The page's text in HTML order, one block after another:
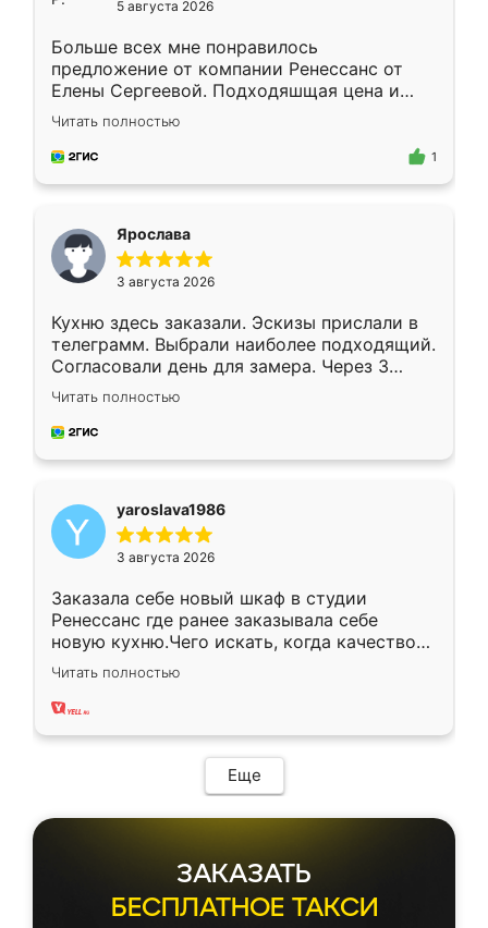
5 августа 2026
Больше всех мне понравилось
предложение от компании Ренессанс от
Елены Сергеевой. Подходяшщая цена и
короткие сроки изготовления. Приехавший
для замера сотрудник Владислав
предложил по моему эскизу самый
Читать полностью
1
Ярослава
3 августа 2026
Кухню здесь заказали. Эскизы прислали в
телеграмм. Выбрали наиболее подходящий.
Согласовали день для замера. Через 3
недели кухня была уже готова. Остались
довольны работой. Спасибо Ренессанс
мебель за качественную работу!
Читать полностью
yaroslava1986
3 августа 2026
Заказала себе новый шкаф в студии
Ренессанс где ранее заказывала себе
новую кухню.Чего искать, когда качеством
вполне довольна. Служит кухня уже почти
два года, нареканий нет.
Читать полностью
Еще
ЗАКАЗАТЬ
БЕСПЛАТНОЕ ТАКСИ